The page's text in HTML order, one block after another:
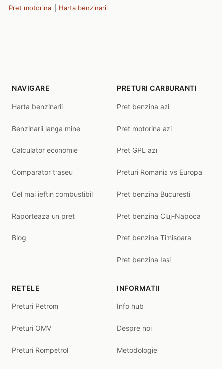
Pret motorina Harta benzinarii
NAVIGARE
Harta benzinarii
Benzinarii langa mine
Calculator economie
Comparator traseu
Cel mai ieftin combustibil
Raporteaza un pret
Blog
PRETURI CARBURANTI
Pret benzina azi
Pret motorina azi
Pret GPL azi
Preturi Romania vs Europa
Pret benzina Bucuresti
Pret benzina Cluj-Napoca
Pret benzina Timisoara
Pret benzina Iasi
RETELE
Preturi Petrom
Preturi OMV
Preturi Rompetrol
INFORMATII
Info hub
Despre noi
Metodologie